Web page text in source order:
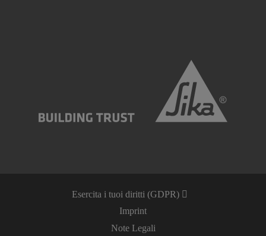
Esercita i tuoi diritti (GDPR)
Imprint
Note Legali